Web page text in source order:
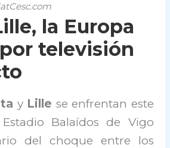
la Europa
televisión
yLille se enfrentan este
Balaídos de Vigo
del choque entre los